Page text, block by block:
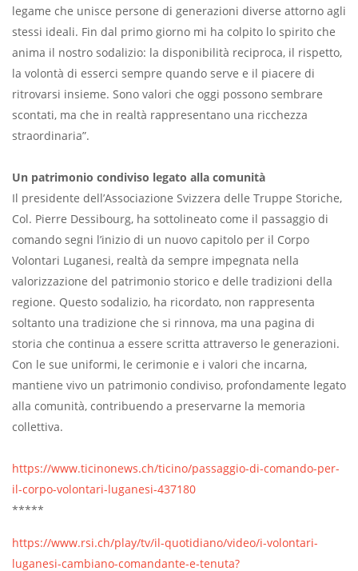
legame che unisce persone di generazioni diverse attorno agli
stessi ideali. Fin dal primo giorno mi ha colpito lo spirito che
anima il nostro sodalizio: la disponibilità reciproca, il rispetto,
la volontà di esserci sempre quando serve e il piacere di
ritrovarsi insieme. Sono valori che oggi possono sembrare
scontati, ma che in realtà rappresentano una ricchezza
straordinaria”.
Un patrimonio condiviso legato alla comunità
Il presidente dell’Associazione Svizzera delle Truppe Storiche,
Col. Pierre Dessibourg, ha sottolineato come il passaggio di
comando segni l’inizio di un nuovo capitolo per il Corpo
Volontari Luganesi, realtà da sempre impegnata nella
valorizzazione del patrimonio storico e delle tradizioni della
regione. Questo sodalizio, ha ricordato, non rappresenta
soltanto una tradizione che si rinnova, ma una pagina di
storia che continua a essere scritta attraverso le generazioni.
Con le sue uniformi, le cerimonie e i valori che incarna,
mantiene vivo un patrimonio condiviso, profondamente legato
alla comunità, contribuendo a preservarne la memoria
collettiva.
https://www.ticinonews.ch/ticino/passaggio-di-comando-per-
il-corpo-volontari-luganesi-437180
*****
https://www.rsi.ch/play/tv/il-quotidiano/video/i-volontari-
luganesi-cambiano-comandante-e-tenuta?